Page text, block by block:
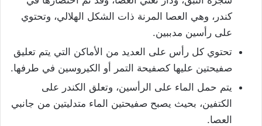
كندر، وهي العصا المرنة ذات الشكل الهلالي، وتحتوي
على رأسين مدببين.
تحتوي كل رأس على العديد من الأماكن التي يتم تعليق
صفيحتين عليها كصفيحة التمر أو الكيروسين في طرفها.
يتم حمل الماء على الرأسين، وتعلق الكندر على
الكتفين، بحيث يصبح صفيحتين الماء متدليتين من جانبي
العصا.